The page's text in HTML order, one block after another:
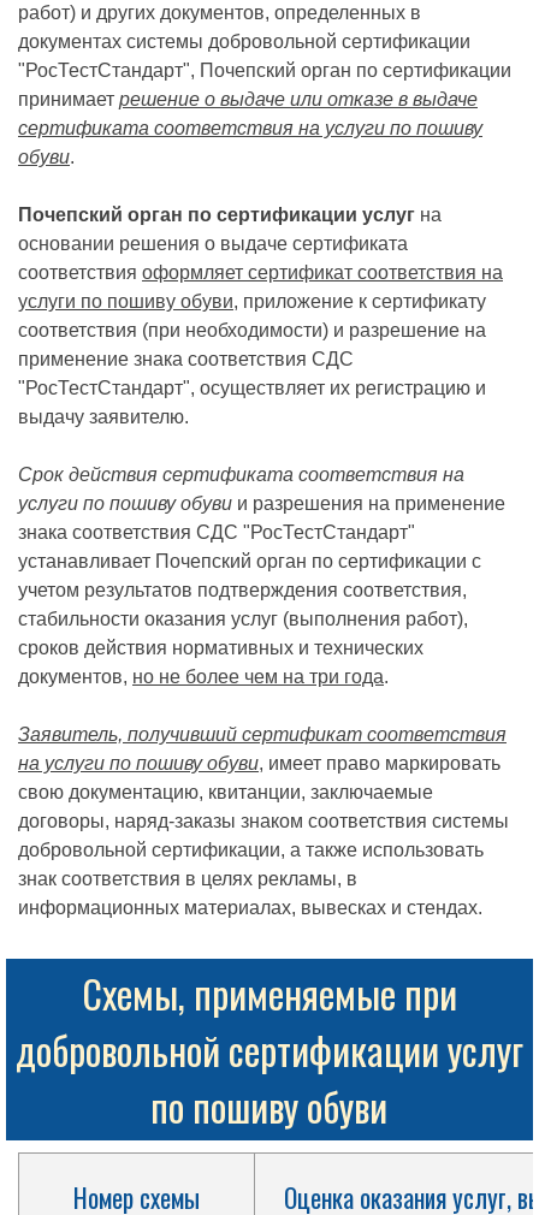
работ) и других документов, определенных в
документах системы добровольной сертификации
"РосТестСтандарт", Почепский орган по сертификации
принимает решение о выдаче или отказе в выдаче
сертификата соответствия на услуги по пошиву
обуви.
Почепский орган по сертификации услуг на
основании решения о выдаче сертификата
соответствия оформляет сертификат соответствия на
услуги по пошиву обуви, приложение к сертификату
соответствия (при необходимости) и разрешение на
применение знака соответствия СДС
"РосТестСтандарт", осуществляет их регистрацию и
выдачу заявителю.
Срок действия сертификата соответствия на
услуги по пошиву обуви и разрешения на применение
знака соответствия СДС "РосТестСтандарт"
устанавливает Почепский орган по сертификации с
учетом результатов подтверждения соответствия,
стабильности оказания услуг (выполнения работ),
сроков действия нормативных и технических
документов, но не более чем на три года.
Заявитель, получивший сертификат соответствия
на услуги по пошиву обуви, имеет право маркировать
свою документацию, квитанции, заключаемые
договоры, наряд-заказы знаком соответствия системы
добровольной сертификации, а также использовать
знак соответствия в целях рекламы, в
информационных материалах, вывесках и стендах.
Схемы, применяемые при
добровольной сертификации услуг
по пошиву обуви
Номер схемы Оценка оказания услуг,